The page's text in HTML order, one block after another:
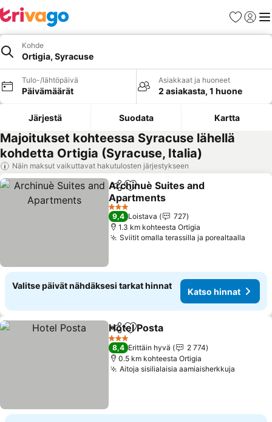
Suosikit
Kohde
Ortigia, Syracuse
Tulo-/lähtöpäivä
Päivämäärät
Asiakkaat ja huoneet
2 asiakasta, 1 huone
Järjestä Suodata Kartta
Majoitukset kohteessa Syracuse lähellä
kohdetta Ortigia (Syracuse, Italia)
Näin maksut vaikuttavat hakutulosten järjestykseen
Jaa Lisää suosikkeihin
Archinuè Suites and
Apartments
3 Tähtiluokitus
9,4 Loistava
727
1.3 km kohteesta Ortigia
Sviitit omalla terassilla ja porealtaalla
Valitse päivät nähdäksesi tarkat hinnat
Katso hinnat
Jaa Lisää suosikkeihin
Hotel Posta
3 Tähtiluokitus
8,4 Erittäin hyvä
2 774
0.5 km kohteesta Ortigia
Aitoja sisilialaisia aamiaisherkkuja